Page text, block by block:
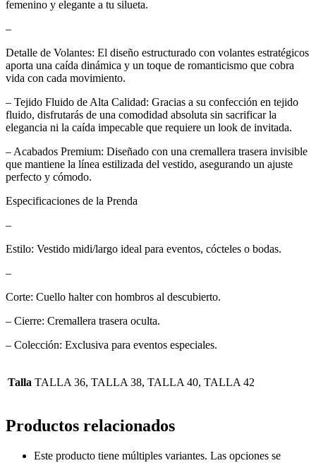
femenino y elegante a tu silueta.
–
Detalle de Volantes: El diseño estructurado con volantes estratégicos
aporta una caída dinámica y un toque de romanticismo que cobra
vida con cada movimiento.
– Tejido Fluido de Alta Calidad: Gracias a su confección en tejido
fluido, disfrutarás de una comodidad absoluta sin sacrificar la
elegancia ni la caída impecable que requiere un look de invitada.
– Acabados Premium: Diseñado con una cremallera trasera invisible
que mantiene la línea estilizada del vestido, asegurando un ajuste
perfecto y cómodo.
Especificaciones de la Prenda
–
Estilo: Vestido midi/largo ideal para eventos, cócteles o bodas.
–
Corte: Cuello halter con hombros al descubierto.
– Cierre: Cremallera trasera oculta.
– Colección: Exclusiva para eventos especiales.
Talla TALLA 36, TALLA 38, TALLA 40, TALLA 42
Productos relacionados
Este producto tiene múltiples variantes. Las opciones se